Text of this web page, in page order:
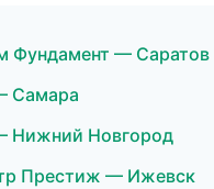
Фундамент — Саратов
Самара
Нижний Новгород
Престиж — Ижевск